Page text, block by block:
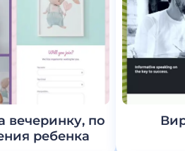
вечеринку, по
ребенка